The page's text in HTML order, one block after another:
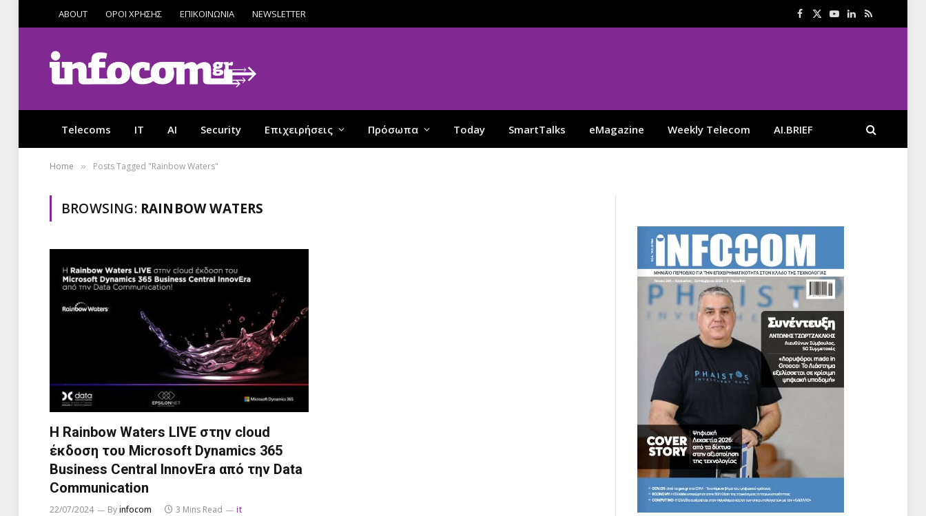
ABOUT ΟΡΟΙ ΧΡΗΣΗΣ ΕΠΙΚΟΙΝΩΝΙΑ NEWSLETTER Facebook
X
YouTube
LinkedIn
RSS
Telecoms IT AI Security Επιχειρήσεις Πρόσωπα Today SmartTalks eMagazine Weekly Telecom AI.BRIEF
Home » Posts Tagged "Rainbow Waters"
BROWSING: RAINBOW WATERS
Η Rainbow Waters LIVE στην cloud
έκδοση του Microsoft Dynamics 365
Business Central InnovEra από την Data
Communication
22/07/2024 Byinfocom 3 Mins Read it